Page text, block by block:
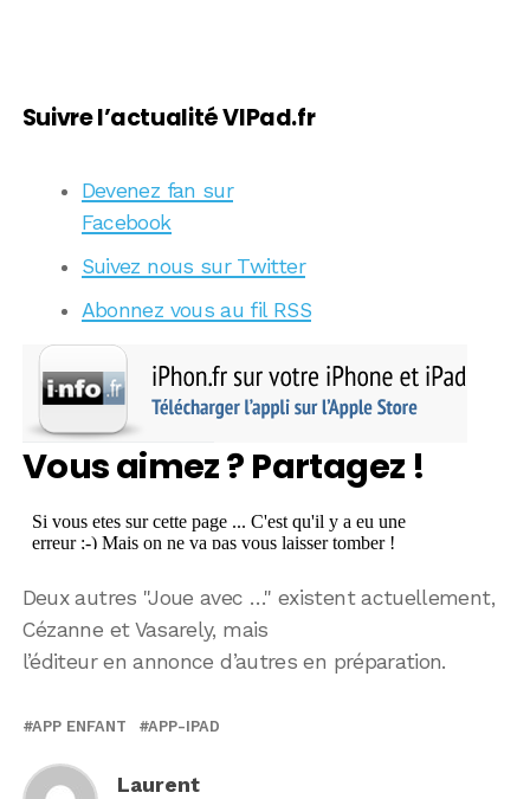
Suivre l’actualité VIPad.fr
Devenez fan sur
Facebook
Suivez nous sur Twitter
Abonnez vous au fil RSS
Vous aimez ? Partagez !
Deux autres "Joue avec …" existent actuellement,
Cézanne et Vasarely, mais
l’éditeur en annonce d’autres en préparation.
APP ENFANT APP-IPAD
Laurent